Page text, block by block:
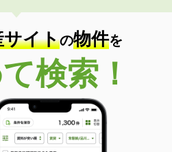
サイトの物件を
検索！